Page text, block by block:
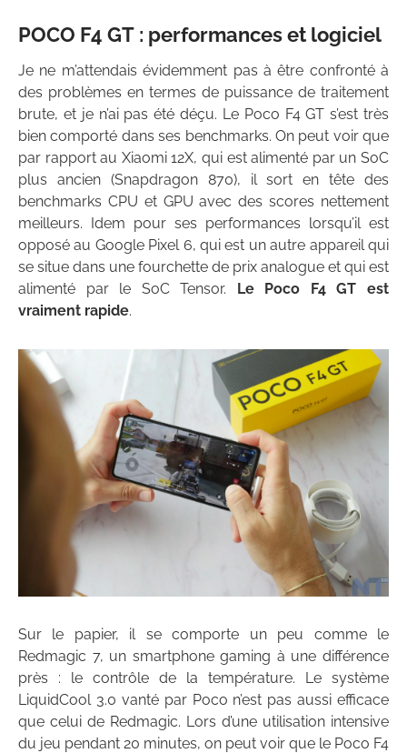
POCO F4 GT : performances et logiciel
Je ne m’attendais évidemment pas à être confronté à
des problèmes en termes de puissance de traitement
brute, et je n’ai pas été déçu. Le Poco F4 GT s’est très
bien comporté dans ses benchmarks. On peut voir que
par rapport au Xiaomi 12X, qui est alimenté par un SoC
plus ancien (Snapdragon 870), il sort en tête des
benchmarks CPU et GPU avec des scores nettement
meilleurs. Idem pour ses performances lorsqu’il est
opposé au Google Pixel 6, qui est un autre appareil qui
se situe dans une fourchette de prix analogue et qui est
alimenté par le SoC Tensor. Le Poco F4 GT est
vraiment rapide.
Sur le papier, il se comporte un peu comme le
Redmagic 7, un smartphone gaming à une différence
près : le contrôle de la température. Le système
LiquidCool 3.0 vanté par Poco n’est pas aussi efficace
que celui de Redmagic. Lors d’une utilisation intensive
du jeu pendant 20 minutes, on peut voir que le Poco F4